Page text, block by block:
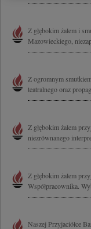
Z głębokim żalem i
Mazowieckiego,
Z ogromnym
teatralnego oraz
Z głębokim żalem
niezrównanego
Z głębokim żalem
Współpracownika.
Naszej Przyjaciółce